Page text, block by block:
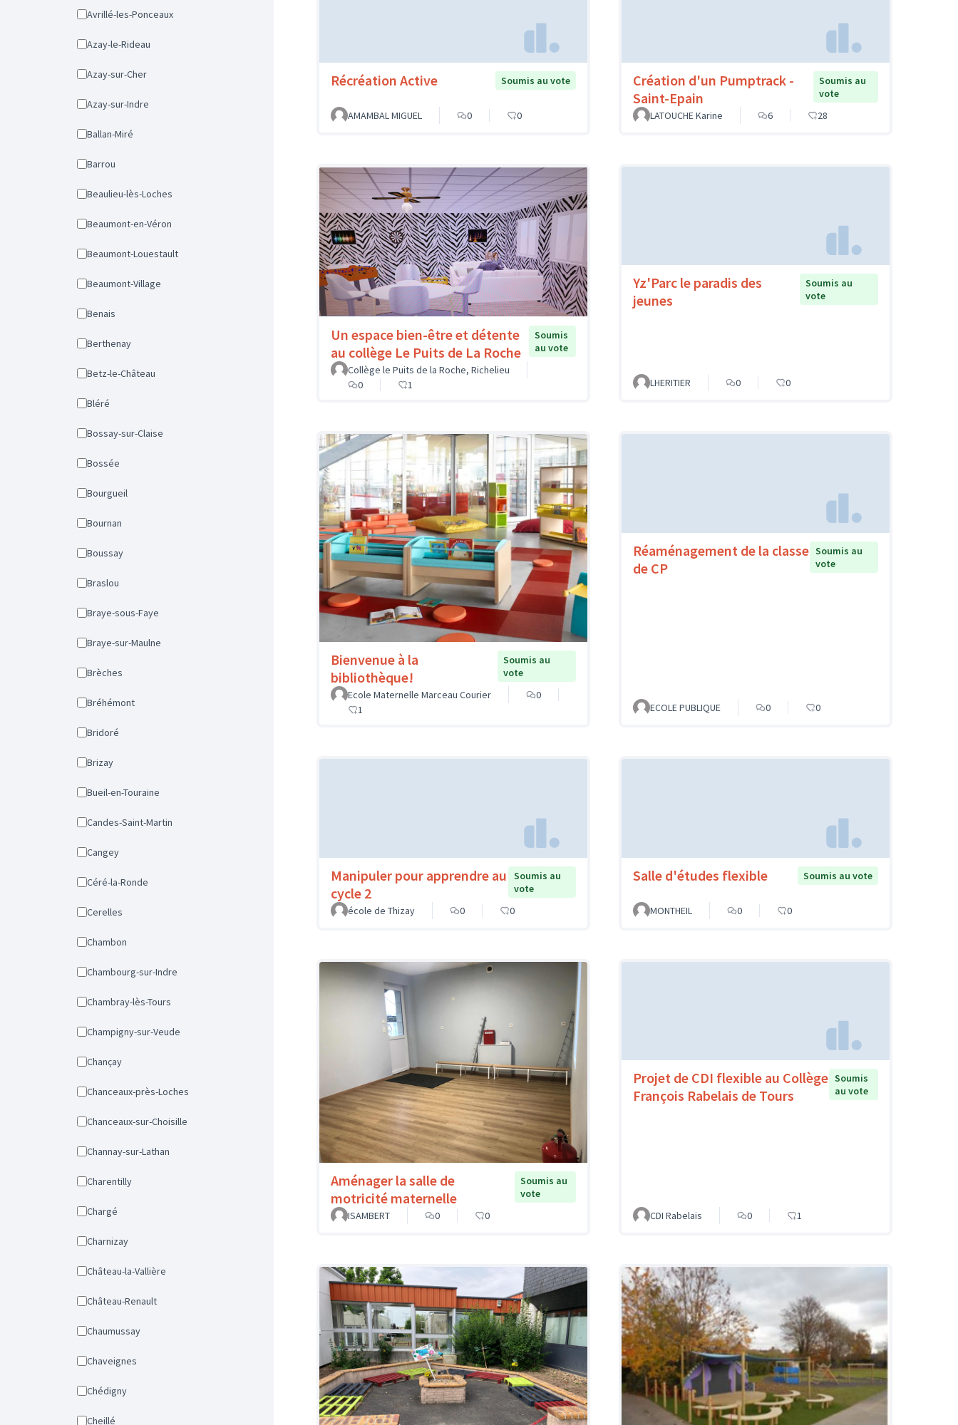
Avrillé-les-Ponceaux
Azay-le-Rideau
Azay-sur-Cher
Azay-sur-Indre
Ballan-Miré
Barrou
Beaulieu-lès-Loches
Beaumont-en-Véron
Beaumont-Louestault
Beaumont-Village
Benais
Berthenay
Betz-le-Château
Bléré
Bossay-sur-Claise
Bossée
Bourgueil
Bournan
Boussay
Braslou
Braye-sous-Faye
Braye-sur-Maulne
Brèches
Bréhémont
Bridoré
Brizay
Bueil-en-Touraine
Candes-Saint-Martin
Cangey
Céré-la-Ronde
Cerelles
Chambon
Chambourg-sur-Indre
Chambray-lès-Tours
Champigny-sur-Veude
Chançay
Chanceaux-près-Loches
Chanceaux-sur-Choisille
Channay-sur-Lathan
Charentilly
Chargé
Charnizay
Château-la-Vallière
Château-Renault
Chaumussay
Chaveignes
Chédigny
Cheillé
Récréation Active Soumis au vote
AMAMBAL MIGUEL 0 0
Création d'un Pumptrack -
Saint-Epain
Soumis au
vote
LATOUCHE Karine
6 28
Un espace bien-être et détente
au collège Le Puits de La Roche
Soumis
au vote
Collège le Puits de la Roche, Richelieu
0
1
Yz'Parc le paradis des
jeunes
Soumis au
vote
LHERITIER 0 0
Bienvenue à la
bibliothèque!
Soumis au
vote
Ecole Maternelle Marceau Courier
0
1
Réaménagement de la classe
de CP
Soumis au
vote
ECOLE PUBLIQUE 0 0
Manipuler pour apprendre au
cycle 2
Soumis au
vote
école de Thizay
0 0
Salle d'études flexible Soumis au vote
MONTHEIL 0 0
Aménager la salle de
motricité maternelle
Soumis au
vote
ISAMBERT
0 0
Projet de CDI flexible au Collège
François Rabelais de Tours
Soumis
au vote
CDI Rabelais 0 1